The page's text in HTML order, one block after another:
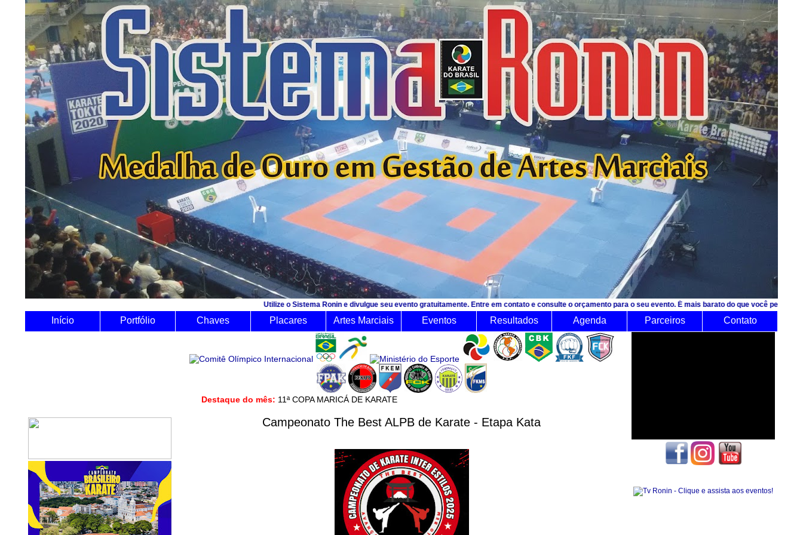
Utilize o Sistema Ronin e divulgue seu evento gratuitamente. Entre em contato e consulte o orçamento para o seu evento. É mais barato do que você pensa!
Início Portfólio Chaves Placares Artes Marciais Eventos Resultados Agenda Parceiros Contato
Destaque do mês:11ª COPA MARICÁ DE KARATE
Campeonato The Best ALPB de Karate - Etapa Kata